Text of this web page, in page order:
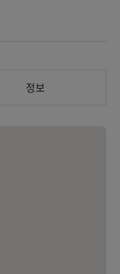
정보